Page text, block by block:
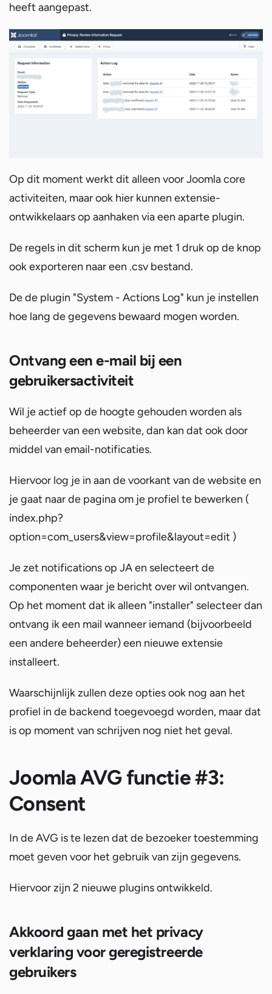
heeft aangepast.
Op dit moment werkt dit alleen voor Joomla core
activiteiten, maar ook hier kunnen extensie-
ontwikkelaars op aanhaken via een aparte plugin.
De regels in dit scherm kun je met 1 druk op de knop
ook exporteren naar een .csv bestand.
De de plugin "System - Actions Log" kun je instellen
hoe lang de gegevens bewaard mogen worden.
Ontvang een e-mail bij een
gebruikersactiviteit
Wil je actief op de hoogte gehouden worden als
beheerder van een website, dan kan dat ook door
middel van email-notificaties.
Hiervoor log je in aan de voorkant van de website en
je gaat naar de pagina om je profiel te bewerken (
index.php?
option=com_users&view=profile&layout=edit )
Je zet notifications op JA en selecteert de
componenten waar je bericht over wil ontvangen.
Op het moment dat ik alleen "installer" selecteer dan
ontvang ik een mail wanneer iemand (bijvoorbeeld
een andere beheerder) een nieuwe extensie
installeert.
Waarschijnlijk zullen deze opties ook nog aan het
profiel in de backend toegevoegd worden, maar dat
is op moment van schrijven nog niet het geval.
Joomla AVG functie #3:
Consent
In de AVG is te lezen dat de bezoeker toestemming
moet geven voor het gebruik van zijn gegevens.
Hiervoor zijn 2 nieuwe plugins ontwikkeld.
Akkoord gaan met het privacy
verklaring voor geregistreerde
gebruikers